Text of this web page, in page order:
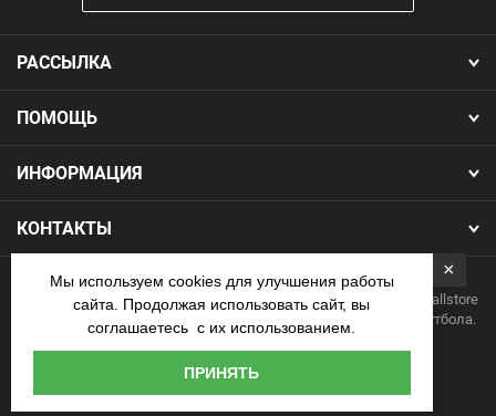
ПОМОЩЬ
ИНФОРМАЦИЯ
КОНТАКТЫ
РАССЫЛКА
Copyright 2026.Все права защищены. Интернет-магазин Footballstore
— продажа футбольной формы, бутс, мячей и одежды для футбола.
×
Мы используем cookies для улучшения работы
сайта. Продолжая использовать сайт, вы
соглашаетесь с их использованием.
ПРИНЯТЬ